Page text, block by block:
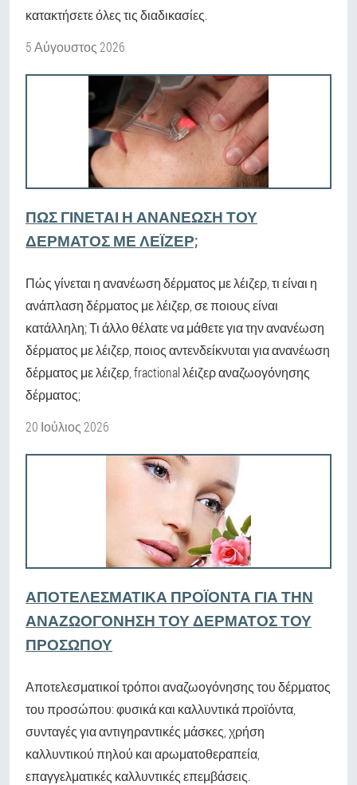
κατακτήσετε όλες τις διαδικασίες.
5 Αύγουστος 2026
ΠΏΣ ΓΊΝΕΤΑΙ Η ΑΝΑΝΈΩΣΗ ΤΟΥ
ΔΈΡΜΑΤΟΣ ΜΕ ΛΈΙΖΕΡ;
Πώς γίνεται η ανανέωση δέρματος με λέιζερ, τι είναι η
ανάπλαση δέρματος με λέιζερ, σε ποιους είναι
κατάλληλη; Τι άλλο θέλατε να μάθετε για την ανανέωση
δέρματος με λέιζερ, ποιος αντενδείκνυται για ανανέωση
δέρματος με λέιζερ, fractional λέιζερ αναζωογόνησης
δέρματος;
20 Ιούλιος 2026
ΑΠΟΤΕΛΕΣΜΑΤΙΚΆ ΠΡΟΪΌΝΤΑ ΓΙΑ ΤΗΝ
ΑΝΑΖΩΟΓΌΝΗΣΗ ΤΟΥ ΔΈΡΜΑΤΟΣ ΤΟΥ
ΠΡΟΣΏΠΟΥ
Αποτελεσματικοί τρόποι αναζωογόνησης του δέρματος
του προσώπου: φυσικά και καλλυντικά προϊόντα,
συνταγές για αντιγηραντικές μάσκες, χρήση
καλλυντικού πηλού και αρωματοθεραπεία,
επαγγελματικές καλλυντικές επεμβάσεις.